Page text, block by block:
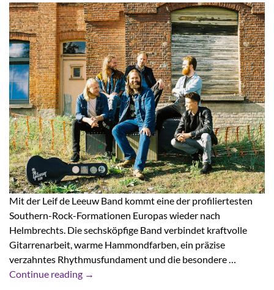
Mit der Leif de Leeuw Band kommt eine der profiliertesten
Southern-Rock-Formationen Europas wieder nach
Helmbrechts. Die sechsköpfige Band verbindet kraftvolle
Gitarrenarbeit, warme Hammondfarben, ein präzise
verzahntes Rhythmusfundament und die besondere …
Continue reading →